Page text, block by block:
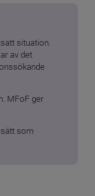
situation.
av det
MFoF ger
som